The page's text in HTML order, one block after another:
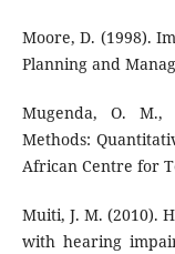
Moore, D. (1998).
Planning and
Mugenda, O. M.,
Methods:
African Centre for
Muiti, J. M. (2010).
with hearing